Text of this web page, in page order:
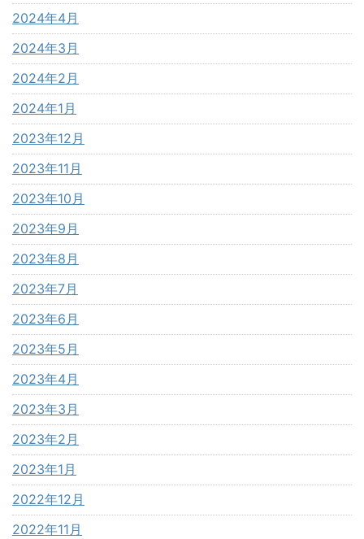
2024年4月
2024年3月
2024年2月
2024年1月
2023年12月
2023年11月
2023年10月
2023年9月
2023年8月
2023年7月
2023年6月
2023年5月
2023年4月
2023年3月
2023年2月
2023年1月
2022年12月
2022年11月